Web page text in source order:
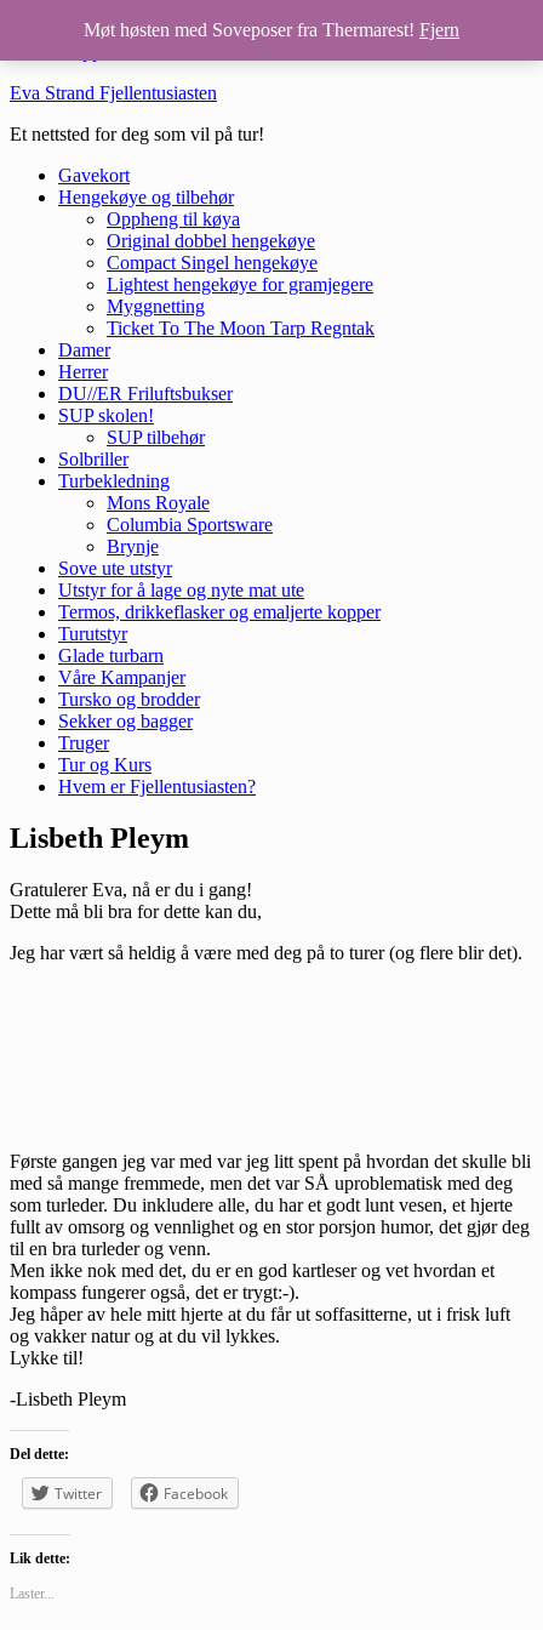
Hopp til hovedinnhold
Eva Strand Fjellentusiasten
Et nettsted for deg som vil på tur!
Gavekort
Hengekøye og tilbehør
Oppheng til køya
Original dobbel hengekøye
Compact Singel hengekøye
Lightest hengekøye for gramjegere
Myggnetting
Ticket To The Moon Tarp Regntak
Damer
Herrer
DU//ER Friluftsbukser
SUP skolen!
SUP tilbehør
Solbriller
Turbekledning
Mons Royale
Columbia Sportsware
Brynje
Sove ute utstyr
Utstyr for å lage og nyte mat ute
Termos, drikkeflasker og emaljerte kopper
Turutstyr
Glade turbarn
Våre Kampanjer
Tursko og brodder
Sekker og bagger
Truger
Tur og Kurs
Hvem er Fjellentusiasten?
Lisbeth Pleym
Gratulerer Eva, nå er du i gang!
Dette må bli bra for dette kan du,
Jeg har vært så heldig å være med deg på to turer (og flere blir det).
Første gangen jeg var med var jeg litt spent på hvordan det skulle bli
med så mange fremmede, men det var SÅ uproblematisk med deg
som turleder. Du inkludere alle, du har et godt lunt vesen, et hjerte
fullt av omsorg og vennlighet og en stor porsjon humor, det gjør deg
til en bra turleder og venn.
Men ikke nok med det, du er en god kartleser og vet hvordan et
kompass fungerer også, det er trygt:-).
Jeg håper av hele mitt hjerte at du får ut soffasitterne, ut i frisk luft
og vakker natur og at du vil lykkes.
Lykke til!
-Lisbeth Pleym
Del dette:
Twitter Facebook
Lik dette:
Laster...
Møt høsten med Soveposer fra Thermarest! Fjern